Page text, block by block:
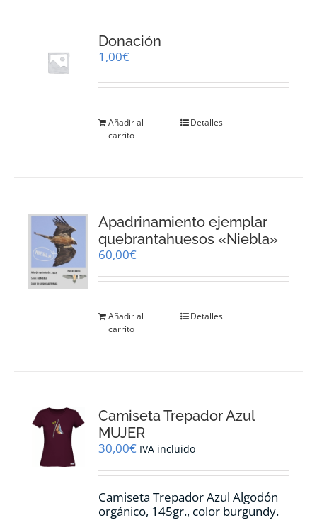
Donación
1,00€
Añadir al
carrito
Detalles
Apadrinamiento ejemplar
quebrantahuesos «Niebla»
60,00€
Añadir al
carrito
Detalles
Camiseta Trepador Azul
MUJER
30,00€ IVA incluido
Camiseta Trepador Azul Algodón
orgánico, 145gr., color burgundy.